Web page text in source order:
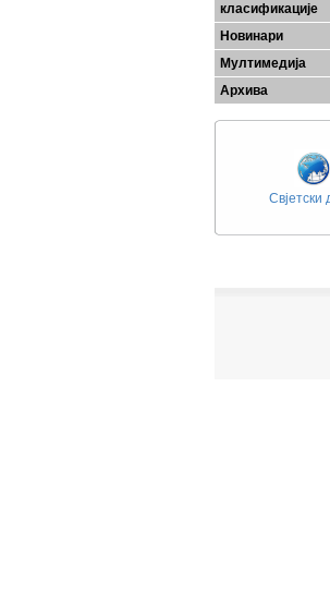
класификације
Новинари
Мултимедија
Архива
Свјетски